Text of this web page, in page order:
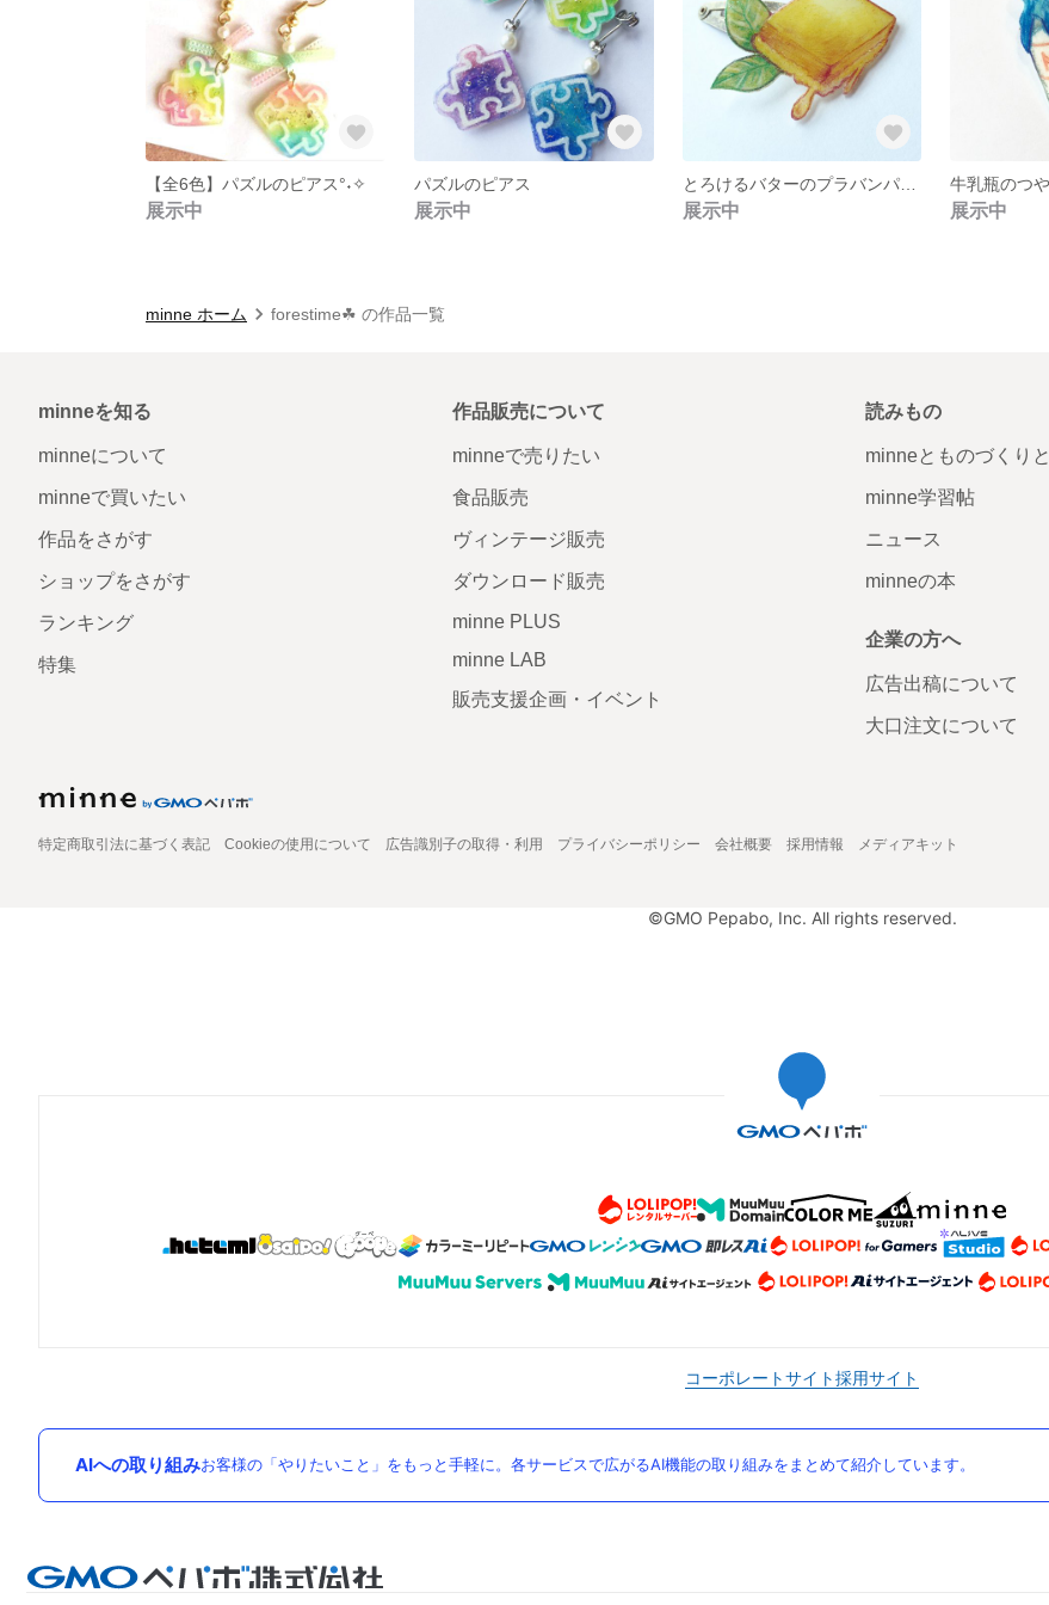
【全6色】パズルのピアス°˖✧
展示中
パズルのピアス
展示中
とろけるバターのプラバンパッチン
展示中 展示中
minne ホーム forestime☘ の作品一覧
minneを知る
minneについて
minneで買いたい
作品をさがす
ショップをさがす
ランキング
特集
作品販売について
minneで売りたい
食品販売
ヴィンテージ販売
ダウンロード販売
minne PLUS
minne LAB
販売支援企画・イベント
読みもの
minneとものづくりと
minne学習帖
ニュース
minneの本
企業の方へ
広告出稿について
大口注文について
特定商取引法に基づく表記 Cookieの使用について 広告識別子の取得・利用 プライバシーポリシー 会社概要 採用情報 メディアキット
©GMO Pepabo, Inc. All rights reserved.
コーポレートサイト採用サイト
AIへの取り組みお客様の「やりたいこと」をもっと手軽に。各サービスで広がるAI機能の取り組みをまとめて紹介しています。